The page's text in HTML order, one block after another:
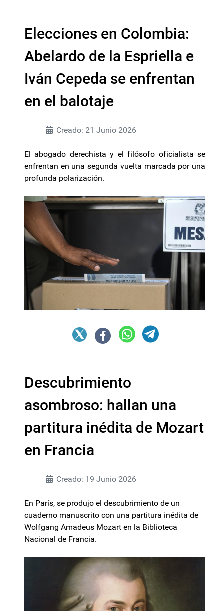
Elecciones en Colombia:
Abelardo de la Espriella e
Iván Cepeda se enfrentan
en el balotaje
Creado: 21 Junio 2026
El abogado derechista y el filósofo oficialista se
enfrentan en una segunda vuelta marcada por una
profunda polarización.
Descubrimiento
asombroso: hallan una
partitura inédita de Mozart
en Francia
Creado: 19 Junio 2026
En París, se produjo el descubrimiento de un
cuaderno manuscrito con una partitura inédita de
Wolfgang Amadeus Mozart en la Biblioteca
Nacional de Francia.